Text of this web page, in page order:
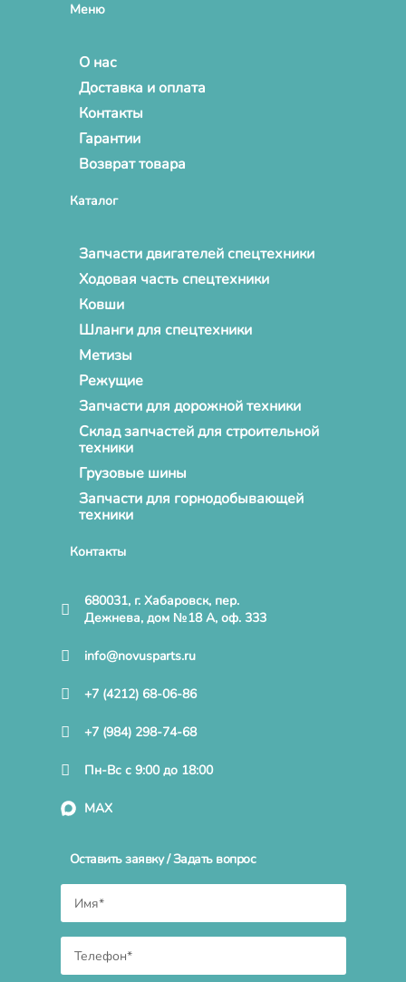
Меню
О нас
Доставка и оплата
Контакты
Гарантии
Возврат товара
Каталог
Запчасти двигателей спецтехники
Ходовая часть спецтехники
Ковши
Шланги для спецтехники
Метизы
Режущие
Запчасти для дорожной техники
Склад запчастей для строительной
техники
Грузовые шины
Запчасти для горнодобывающей
техники
Контакты
680031, г. Хабаровск, пер.
Дежнева, дом №18 А, оф. 333
info@novusparts.ru
+7 (4212) 68-06-86
+7 (984) 298-74-68
Пн-Вс с 9:00 до 18:00
MAX
Оставить заявку / Задать вопрос